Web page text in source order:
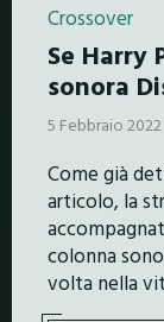
Crossover
Se Harry
sonora
5 Febbraio 2022
Come già
articolo, la
colonna
volta nella